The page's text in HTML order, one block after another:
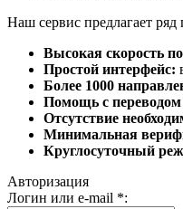
Наш сервис предлагает
Высокая скорость
Простой интерфейс:
Более 1000
Помощь с переводом
Отсутствие
Минимальная
Круглосуточный
Авторизация
Логин или e-mail *: